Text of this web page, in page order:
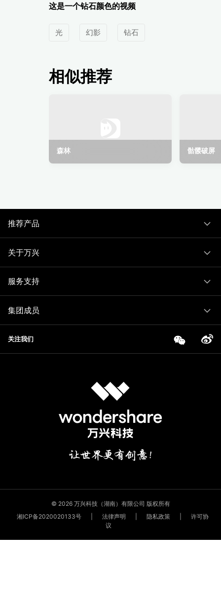
这是一个钻石颜色的视频
光 幻影 钻石
相似推荐
森林 骷髅破屏
推荐产品
关于万兴
服务支持
集团成员
关注我们
© 2026 万兴科技（湖南）有限公司 版权所有
湘ICP备2020020133号
法律声明 隐私政策
许可协
议